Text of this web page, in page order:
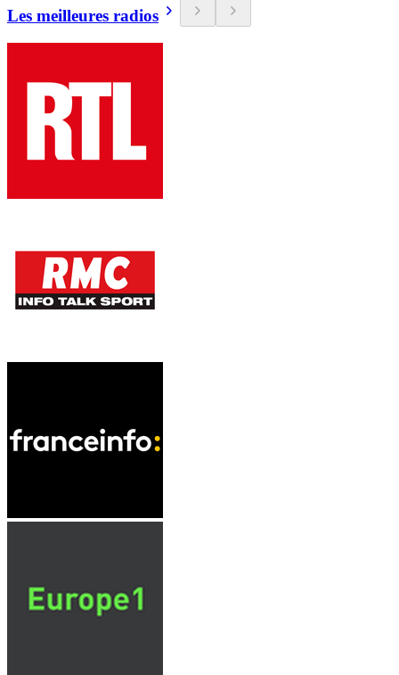
Les meilleures radios